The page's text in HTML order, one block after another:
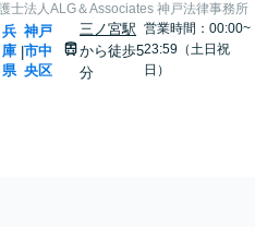
士法人ALG＆Associates 神戸法律事務所
兵
庫
県
|
神戸
市中
央区
三ノ宮駅
から徒歩5
分
営業時間：00:00~
23:59（土日祝
日）